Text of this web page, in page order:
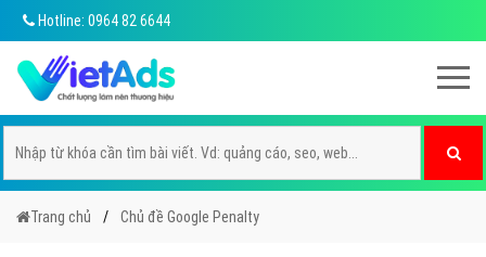
Hotline: 0964 82 6644
Trang chủ Chủ đề Google Penalty